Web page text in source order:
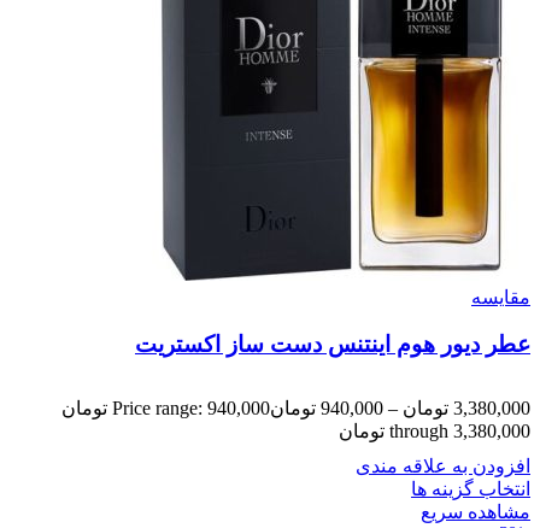
مقایسه
عطر دیور هوم اینتنس دست ساز اکستریت
3,380,000 تومان –
940,000 تومان
Price range: 940,000 تومان
through 3,380,000 تومان
افزودن به علاقه مندی
انتخاب گزینه ها
مشاهده سریع